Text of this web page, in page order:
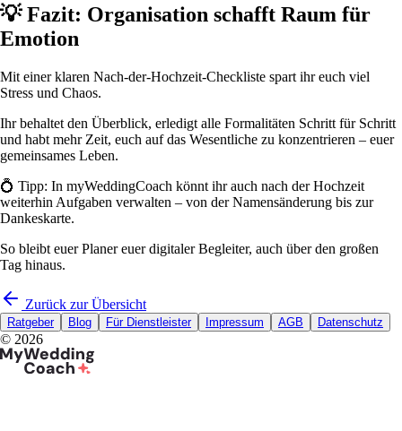
💡 Fazit: Organisation schafft Raum für
Emotion
Mit einer klaren Nach-der-Hochzeit-Checkliste spart ihr euch viel
Stress und Chaos.
Ihr behaltet den Überblick, erledigt alle Formalitäten Schritt für Schritt
und habt mehr Zeit, euch auf das Wesentliche zu konzentrieren – euer
gemeinsames Leben.
💍 Tipp: In myWeddingCoach könnt ihr auch nach der Hochzeit
weiterhin Aufgaben verwalten – von der Namensänderung bis zur
Dankeskarte.
So bleibt euer Planer euer digitaler Begleiter, auch über den großen
Tag hinaus.
Zurück zur Übersicht
Ratgeber Blog Für Dienstleister Impressum AGB Datenschutz
© 2026